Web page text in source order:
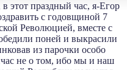
этот праздный час, я-Егор
с годовщиной 7
Революцией, вместе с
поней и выкрасили
из парочки особо
не о том, ибо мы и наш